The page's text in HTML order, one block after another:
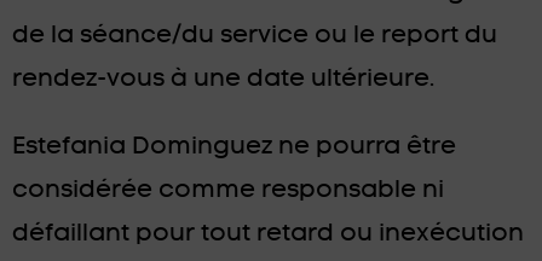
de la séance/du service ou le report du
rendez-vous à une date ultérieure.
Estefania Dominguez ne pourra être
considérée comme responsable ni
défaillant pour tout retard ou inexécution